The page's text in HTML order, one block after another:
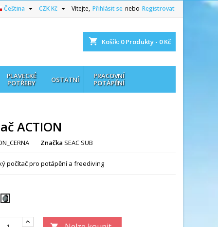
Vítejte, Přihlásit se nebo Registrovat
CZK Kč 
Čeština 
shopping_cart Košík: 0Produkty - 0 Kč
PLAVECKÉ
POTŘEBY
OSTATNÍ
PRACOVNÍ
POTÁPĚNÍ
ACTION
Značka SEAC SUB
počítač pro potápění a freediving
bílá
černá